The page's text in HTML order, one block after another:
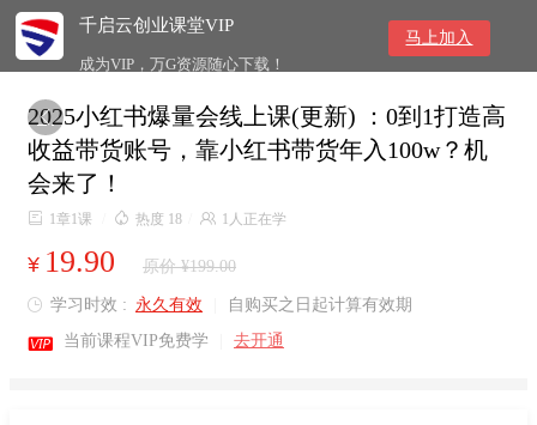
千启云创业课堂VIP
成为VIP，万G资源随心下载！
马上加入

2025小红书爆量会线上课(更新) ：0到1打造高
收益带货账号，靠小红书带货年入100w？机
会来了！
 1章1课  热度 18  1人正在学
¥ 19.90 原价 ¥199.00
 学习时效 : 永久有效 自购买之日起计算有效期
 当前课程VIP免费学 去开通